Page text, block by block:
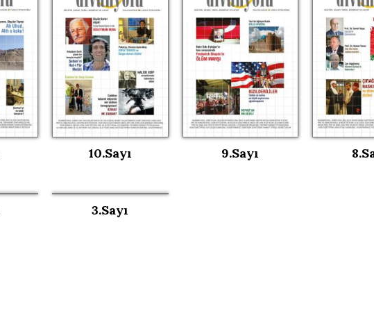
10.Sayı 9.Sayı
3.Sayı